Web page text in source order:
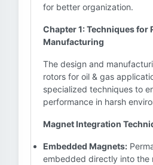
for better organization.
Chapter 1: Techniques for
Manufacturing
The design and
rotors for oil & gas
specialized techniques to
performance in harsh
Magnet Integration
Embedded Magnets:
embedded directly into the